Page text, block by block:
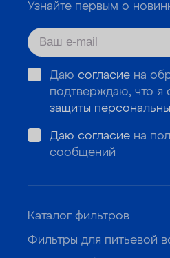
Узнайте первым о
Даю согласиена
подтверждаю, что я
защиты
Даю согласиена
сообщений
Каталог фильтров
Фильтры для питьевой